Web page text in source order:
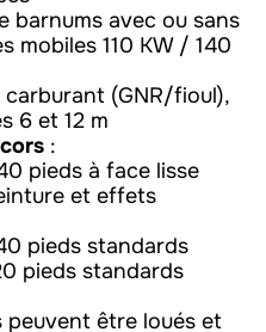
barnums avec ou sans
mobiles 110 KW / 140
carburant (GNR/fioul),
6 et 12 m
:
pieds à face lisse
et effets
pieds standards
pieds standards
peuvent être loués et